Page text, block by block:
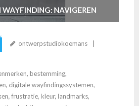
WAYFINDING: NAVIGEREN
ontwerpstudiokoemans
, bestemming,
, digitale wayfindingssystemen,
, frustratie, kleur, landmarks,